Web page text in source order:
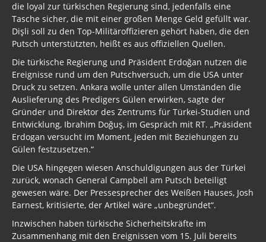
die loyal zur türkischen Regierung sind, jedenfalls eine
Tasche sicher, die mit einer großen Menge Geld gefüllt war.
Dişli soll zu den Top-Militäroffizieren gehört haben, die den
Putsch unterstützten, heißt es aus offiziellen Quellen.
Die türkische Regierung und Präsident Erdoğan nutzen die
Ereignisse rund um den Putschversuch, um die USA unter
Druck zu setzen. Ankara wolle unter allen Umständen die
Auslieferung des Predigers Gülen erwirken, sagte der
Gründer und Direktor des Zentrums für Türkei-Studien und
Entwicklung, Ibrahim Doğuş, im Gespräch mit RT. „Präsident
Erdogan versucht im Moment, jeden mit Beziehungen zu
Gülen festzusetzen.“
Die USA hingegen wiesen Anschuldigungen aus der Türkei
zurück, wonach General Campbell am Putsch beteiligt
gewesen wäre. Der Pressesprecher des Weißen Hauses, Josh
Earnest, kritisierte, der Artikel wäre „unbegründet“.
Inzwischen haben türkische Sicherheitskräfte im
Zusammenhang mit den Ereignissen vom 15. Juli bereits